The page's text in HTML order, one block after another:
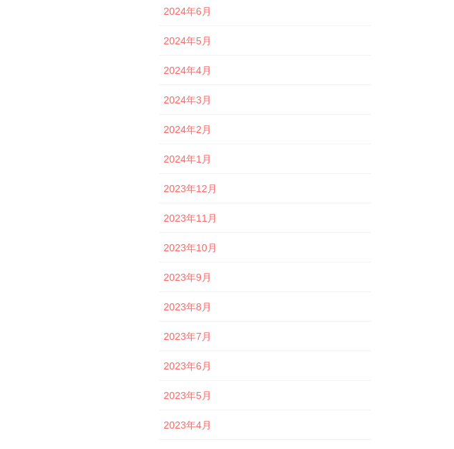
2024年6月
2024年5月
2024年4月
2024年3月
2024年2月
2024年1月
2023年12月
2023年11月
2023年10月
2023年9月
2023年8月
2023年7月
2023年6月
2023年5月
2023年4月